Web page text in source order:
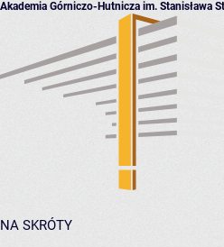
Akademia Górniczo-Hutnicza im. Stanisława
NA SKRÓTY